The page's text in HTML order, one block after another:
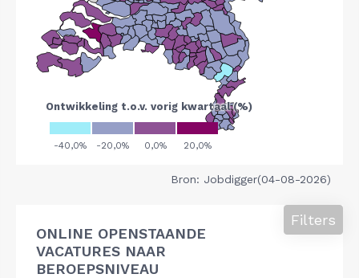
Bron: Jobdigger(04-08-2026)
ONLINE OPENSTAANDE
VACATURES NAAR
BEROEPSNIVEAU
Filters